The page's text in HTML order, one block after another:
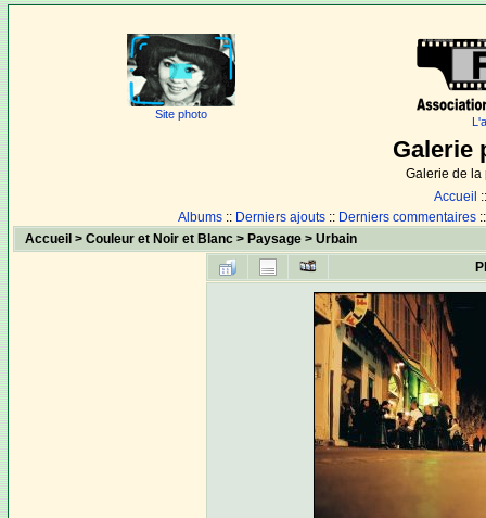
Site photo
Galerie
Galerie de la
Accueil
Albums :: Derniers ajouts :: Derniers commentaires
Accueil >Couleur et Noir et Blanc > Paysage >Urbain